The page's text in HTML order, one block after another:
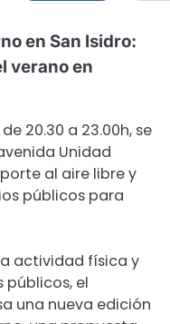
en San Isidro:
verano en
20.30 a 23.00h, se
Unidad
al aire libre y
públicos para
actividad física y
públicos, el
una nueva edición